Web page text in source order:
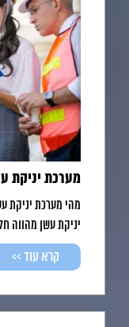
מערכת יניקת
מהי מערכת יניקת
יניקת עשן מהווה
קרא עוד >>